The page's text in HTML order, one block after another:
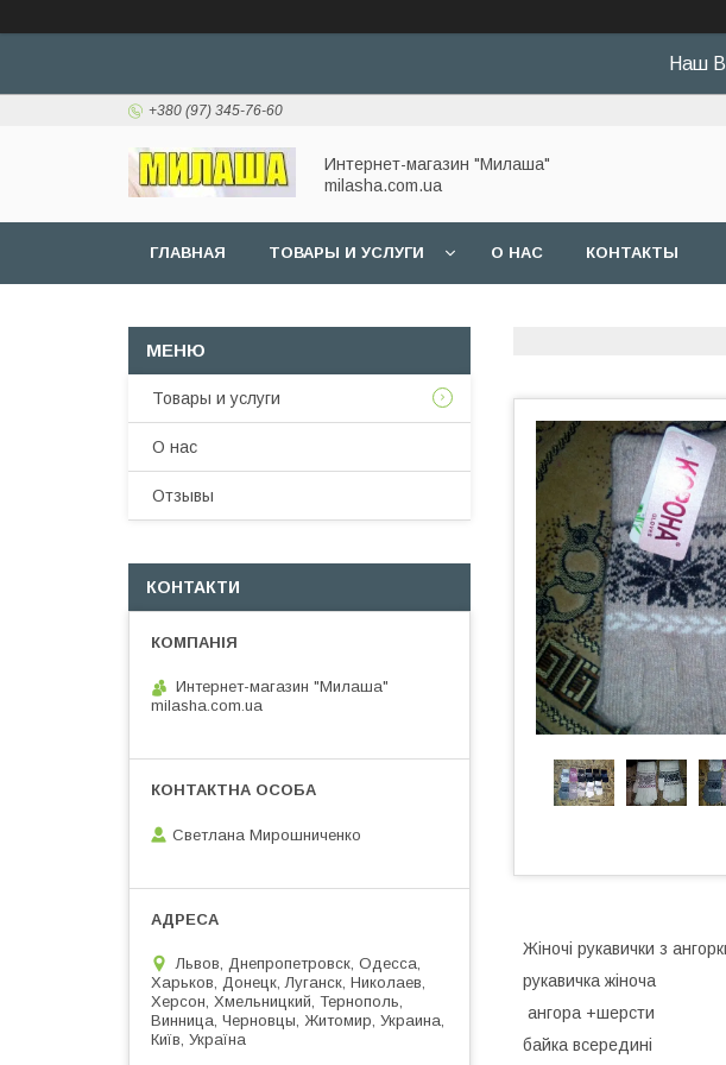
Наш
+380 (97) 345-76-60
Интернет-магазин "Милаша"
milasha.com.ua
ГЛАВНАЯ ТОВАРЫ И УСЛУГИ О НАС КОНТАКТЫ
Жіночі рукавички з
рукавичка жіноча
ангора +шерсти
байка всередині
Товары и услуги
О нас
Отзывы
КОНТАКТИ
Интернет-магазин "Милаша"
milasha.com.ua
Светлана Мирошниченко
Львов, Днепропетровск, Одесса,
Харьков, Донецк, Луганск, Николаев,
Херсон, Хмельницкий, Тернополь,
Винница, Черновцы, Житомир, Украина,
Київ, Україна